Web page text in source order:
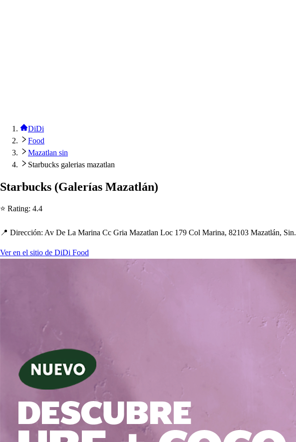
DiDi
Food
Mazatlan sin
Starbucks galerias mazatlan
Starbucks (Galerías Mazatlán)
⭐ Rating: 4.4
📍 Dirección: Av De La Marina Cc Gria Mazatlan Loc 179 Col Marina, 82103 Mazatlán, Sin.
Ver en el sitio de DiDi Food